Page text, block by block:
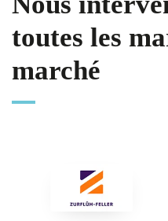
toutes les
marché